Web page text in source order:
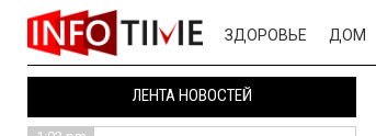
ЗДОРОВЬЕ ДОМ
ЛЕНТА НОВОСТЕЙ